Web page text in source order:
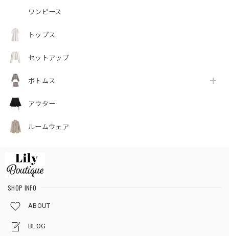
ワンピース
トップス
セットアップ
ボトムス
アウター
ルームウェア
SHOP INFO
ABOUT
BLOG